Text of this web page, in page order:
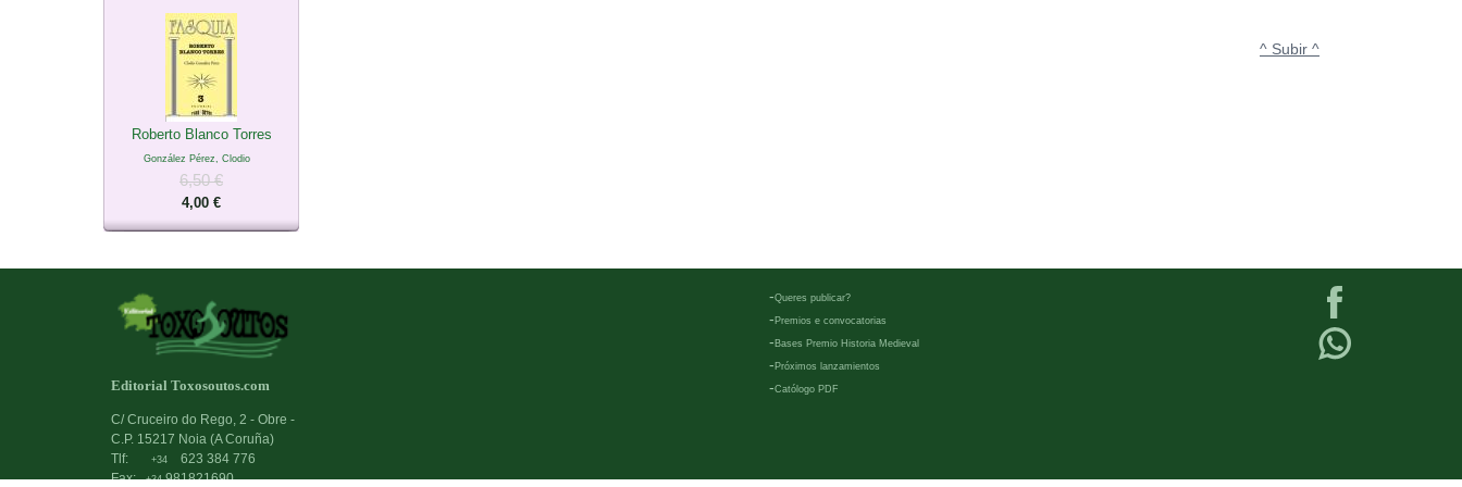
Roberto Blanco Torres
González Pérez, Clodio
6,50 €
4,00 €
^ Subir ^
Editorial Toxosoutos.com
C/ Cruceiro do Rego, 2 - Obre -
C.P. 15217 Noia (A Coruña)
Tlf:
+34
623 384 776
Fax:+34981821690
-Queres publicar?
- Premios e convocatorias
- Bases Premio Historia Medieval
- Próximos lanzamientos
-Católogo PDF